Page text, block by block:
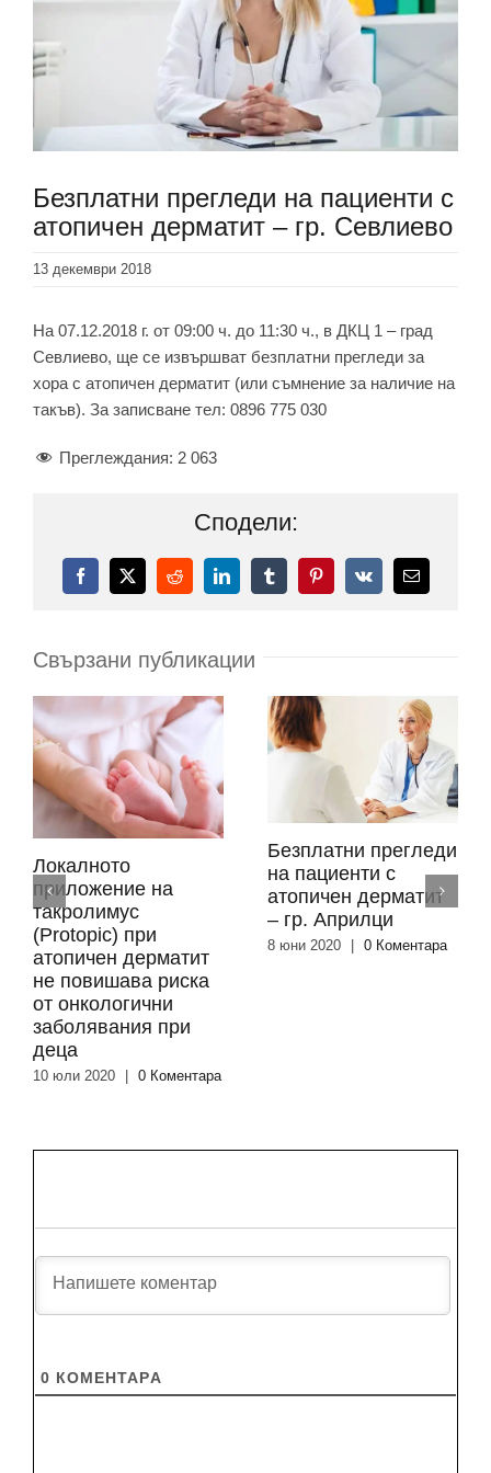
Безплатни прегледи на пациенти с
атопичен дерматит – гр. Севлиево
13 декември 2018
На 07.12.2018 г. от 09:00 ч. до 11:30 ч., в ДКЦ 1 – град
Севлиево, ще се извършват безплатни прегледи за
хора с атопичен дерматит (или съмнение за наличие на
такъв). За записване тел: 0896 775 030
Преглеждания: 2 063
Сподели:
Facebook
X RedditLinkedInTumblrPinterest
Vk
поща:
Свързани публикации
Локалното
приложение на
такролимус
(Protopic) при
атопичен дерматит
не повишава риска
от онкологични
заболявания при
деца
10 юли 2020 0 Коментара
Безплатни прегледи
на пациенти с
атопичен дерматит
– гр. Априлци
8 юни 2020 | 0 Коментара
0 КОМЕНТАРA